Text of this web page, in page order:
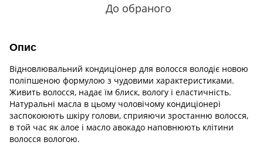
До обраного
Опис
Відновлювальний кондиціонер для волосся володіє новою
поліпшеною формулою з чудовими характеристиками.
Живить волосся, надає їм блиск, вологу і еластичність.
Натуральні масла в цьому чоловічому кондиціонері
заспокоюють шкіру голови, сприяючи зростанню волосся,
в той час як алое і масло авокадо наповнюють клітини
волосся вологою.